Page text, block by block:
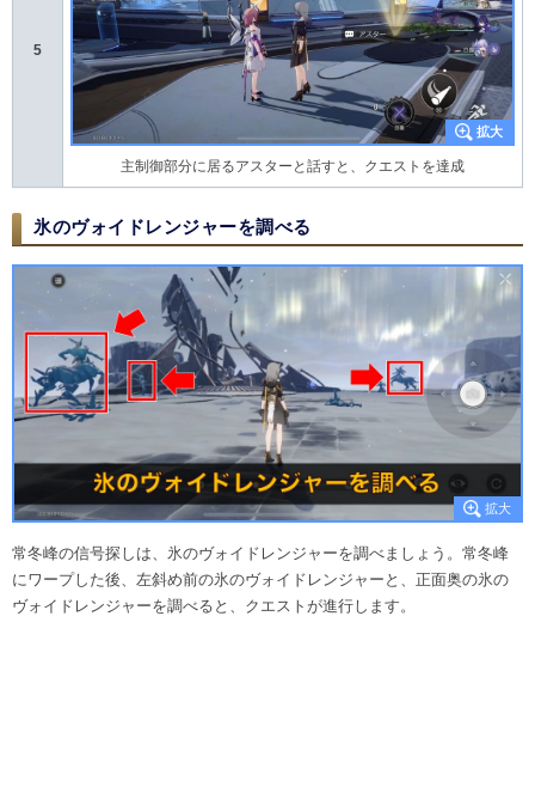
5
主制御部分に居るアスターと話すと、クエストを達成
氷のヴォイドレンジャーを調べる
常冬峰の信号探しは、氷のヴォイドレンジャーを調べましょう。常冬峰
にワープした後、左斜め前の氷のヴォイドレンジャーと、正面奥の氷の
ヴォイドレンジャーを調べると、クエストが進行します。